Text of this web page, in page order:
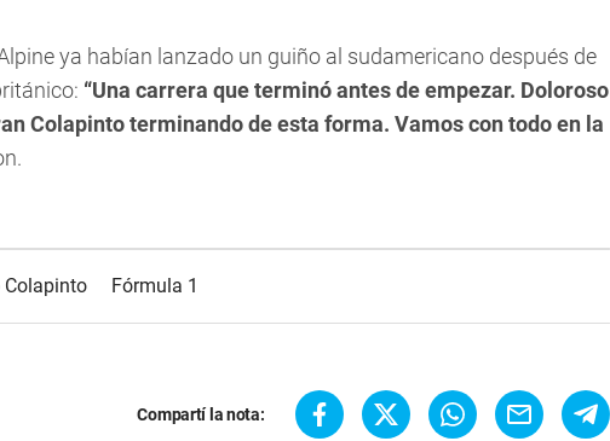
ya habían lanzado un guiño al sudamericano después de
“Una carrera que terminó antes de empezar. Doloroso
Colapinto terminando de esta forma. Vamos con todo en la
Colapinto Fórmula 1
Compartí la nota: